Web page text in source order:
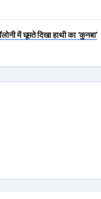
में घूमते दिखा हाथी का ‘कुनबा’